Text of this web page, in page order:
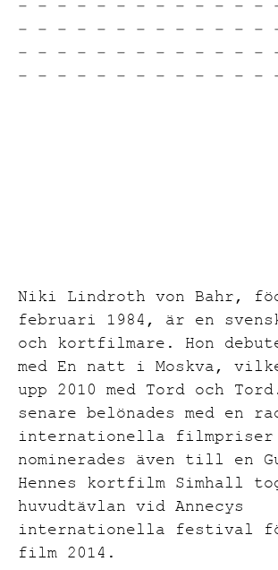
– – – – – – – – – – – – –
– – – – – – – – – – – – –
– – – – – – – – – – – – –
– – – – – – – – – – – – –
Niki Lindroth von Bahr,
februari 1984, är en
och kortfilmare. Hon
med En natt i Moskva,
upp 2010 med Tord och
senare belönades med en
internationella filmpriser
nominerades även till en
Hennes kortfilm Simhall
huvudtävlan vid Annecys
internationella festival
film 2014.